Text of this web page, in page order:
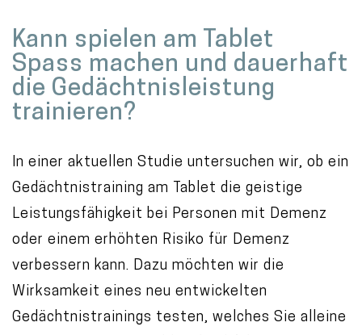
Kann spielen am Tablet
Spass machen und dauerhaft
die Gedächtnisleistung
trainieren?
In einer aktuellen Studie untersuchen wir, ob ein
Gedächtnistraining am Tablet die geistige
Leistungsfähigkeit bei Personen mit Demenz
oder einem erhöhten Risiko für Demenz
verbessern kann. Dazu möchten wir die
Wirksamkeit eines neu entwickelten
Gedächtnistrainings testen, welches Sie alleine